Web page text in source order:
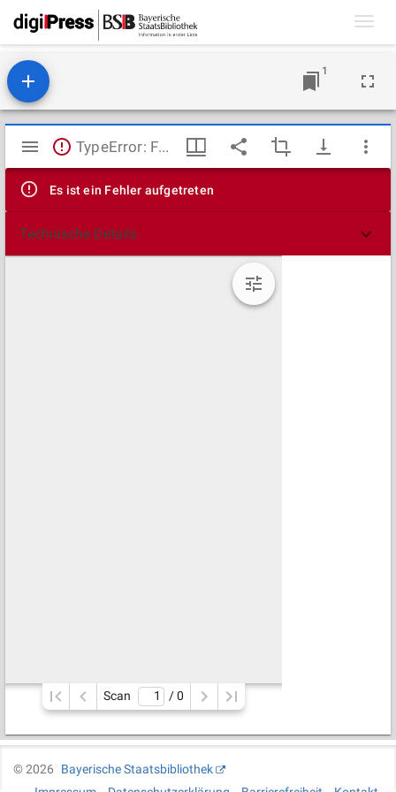
1
Mirador
Viewer
TypeError: Failed to fetch
Es ist ein Fehler aufgetreten
Technische Details
Scan / 0
©2026
Bayerische Staatsbibliothek